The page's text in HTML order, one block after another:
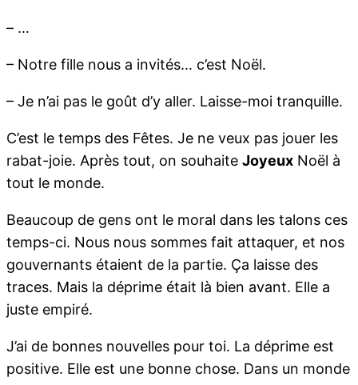
– …
– Notre fille nous a invités… c’est Noël.
– Je n’ai pas le goût d’y aller. Laisse-moi tranquille.
C’est le temps des Fêtes. Je ne veux pas jouer les
rabat-joie. Après tout, on souhaite Joyeux Noël à
tout le monde.
Beaucoup de gens ont le moral dans les talons ces
temps-ci. Nous nous sommes fait attaquer, et nos
gouvernants étaient de la partie. Ça laisse des
traces. Mais la déprime était là bien avant. Elle a
juste empiré.
J’ai de bonnes nouvelles pour toi. La déprime est
positive. Elle est une bonne chose. Dans un monde